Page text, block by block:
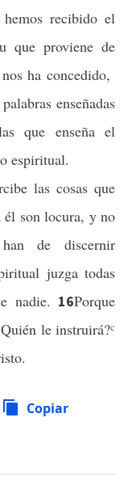
recibido el
que proviene de
ha concedido,
enseñadas
que enseña el
espiritual.
las cosas que
él son locura, y no
de discernir
juzga todas
nadie. 16Porque
le instruirá?c
Copiar